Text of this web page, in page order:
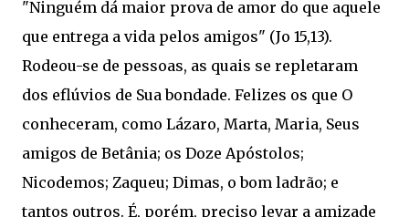
"Ninguém dá maior prova de amor do que aquele
que entrega a vida pelos amigos" (Jo 15,13).
Rodeou-se de pessoas, as quais se repletaram
dos eflúvios de Sua bondade. Felizes os que O
conheceram, como Lázaro, Marta, Maria, Seus
amigos de Betânia; os Doze Apóstolos;
Nicodemos; Zaqueu; Dimas, o bom ladrão; e
tantos outros. É, porém, preciso levar a amizade